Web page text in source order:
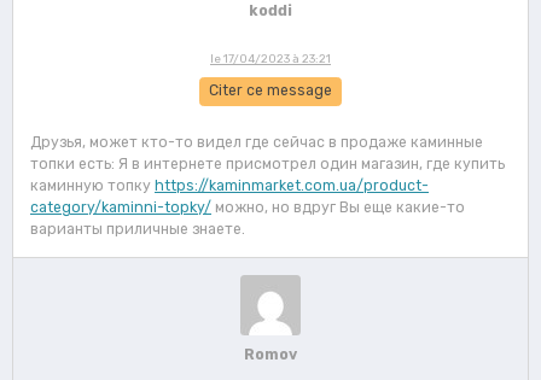
koddi
le 17/04/2023 à 23:21
Citer ce message
Друзья, может кто-то видел где сейчас в продаже каминные
топки есть: Я в интернете присмотрел один магазин, где купить
каминную топку https://kaminmarket.com.ua/product-
category/kaminni-topky/ можно, но вдруг Вы еще какие-то
варианты приличные знаете.
Romov